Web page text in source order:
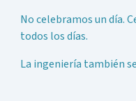
No celebramos un día.
todos los días.
La ingeniería también